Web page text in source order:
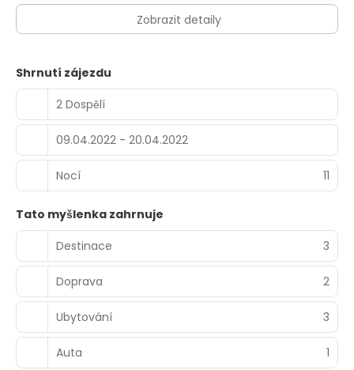
Zobrazit detaily
Shrnutí zájezdu
2 Dospělí
09.04.2022 - 20.04.2022
Nocí 11
Tato myšlenka zahrnuje
Destinace
3
Doprava 2
Ubytování 3
Auta 1